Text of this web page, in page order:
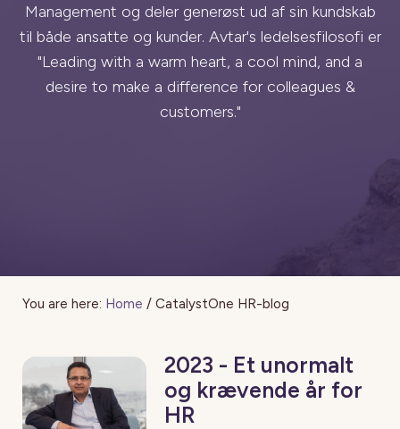
Management og deler generøst ud af sin kundskab
til både ansatte og kunder. Avtar's ledelsesfilosofi er
"Leading with a warm heart, a cool mind, and a
desire to make a difference for colleagues &
customers."
You are here: Home / CatalystOne HR-blog
2023 - Et unormalt
og krævende år for
HR